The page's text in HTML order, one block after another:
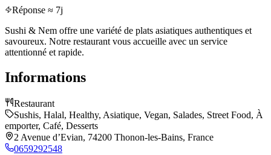
Réponse ≈ 7j
Sushi & Nem offre une variété de plats asiatiques authentiques et
savoureux. Notre restaurant vous accueille avec un service
attentionné et rapide.
Informations
Restaurant
Sushis, Halal, Healthy, Asiatique, Vegan, Salades, Street Food, À
emporter, Café, Desserts
2 Avenue d’Evian, 74200 Thonon-les-Bains, France
0659292548